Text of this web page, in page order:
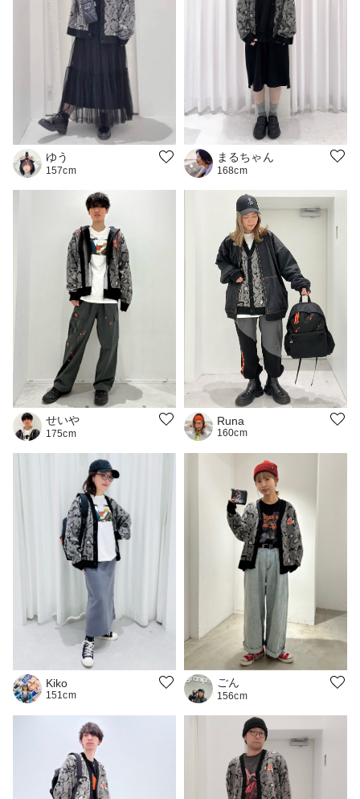
ゆう
157cm
まるちゃん
168cm
せいや
175cm
Runa
160cm
Kiko
151cm
ごん
156cm